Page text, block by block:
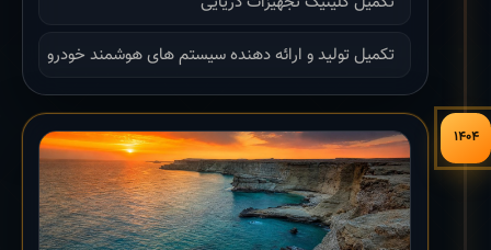
تکمیل تولید و ارائه دهنده سیستم های هوشمند خودرو
۱۴۰۴